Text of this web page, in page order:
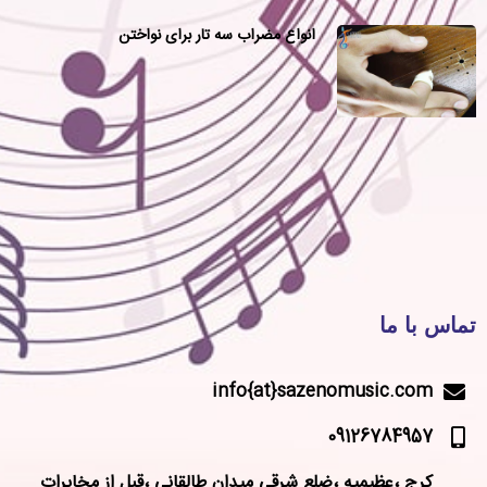
انواع مضراب سه تار برای نواختن
تماس با ما
info{at}sazenomusic.com
09126784957